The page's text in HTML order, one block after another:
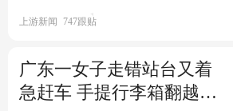
元 网友：这钱拿着烫手吗
云南反腐2天五连发 春节曾连续
10天通报25人酒驾赌博
上游新闻 747跟贴
广东一女子走错站台又着
急赶车 手提行李箱翻越铁